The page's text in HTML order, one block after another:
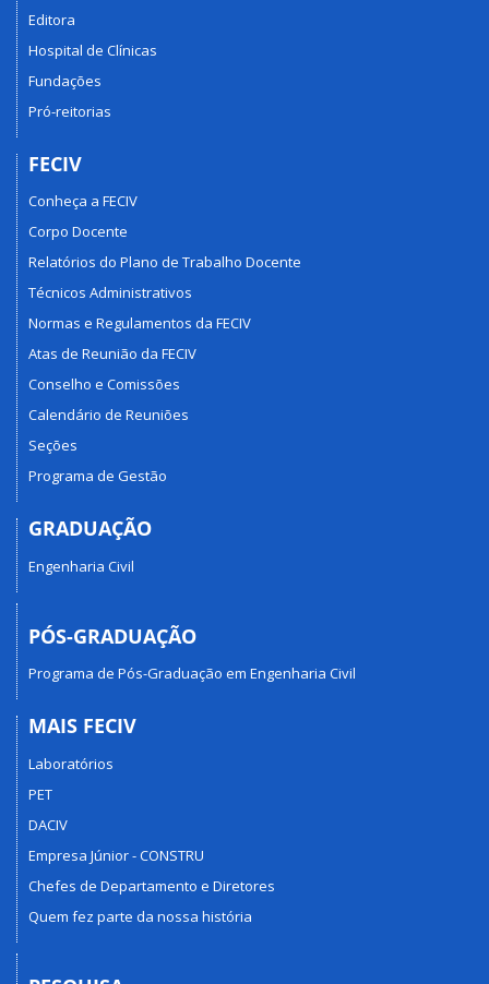
Editora
Hospital de Clínicas
Fundações
Pró-reitorias
FECIV
Conheça a FECIV
Corpo Docente
Relatórios do Plano de Trabalho Docente
Técnicos Administrativos
Normas e Regulamentos da FECIV
Atas de Reunião da FECIV
Conselho e Comissões
Calendário de Reuniões
Seções
Programa de Gestão
GRADUAÇÃO
Engenharia Civil
PÓS-GRADUAÇÃO
Programa de Pós-Graduação em Engenharia Civil
MAIS FECIV
Laboratórios
PET
DACIV
Empresa Júnior - CONSTRU
Chefes de Departamento e Diretores
Quem fez parte da nossa história